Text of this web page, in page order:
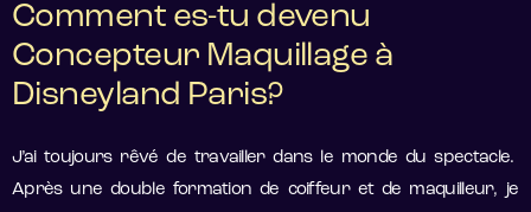
Comment es-tu devenu
Concepteur Maquillage à
Disneyland Paris?
J’ai toujours rêvé de travailler dans le monde du spectacle.
Après une double formation de coiffeur et de maquilleur, je